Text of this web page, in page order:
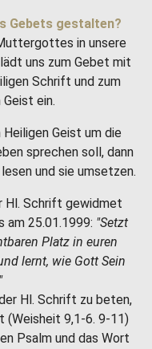
Gebets gestalten?
in unsere
uns zum Gebet mit
Schrift und zum
ein.
Geist um die
sprechen soll, dann
und sie umsetzen.
Hl. Schrift gewidmet
25.01.1999: "Setzt
Platz in euren
lernt, wie Gott Sein
Hl. Schrift zu beten,
(Weisheit 9,1-6. 9-11)
Psalm und das Wort